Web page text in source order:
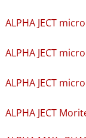
ALPHA JECT
ALPHA JECT
ALPHA JECT
ALPHA JECT